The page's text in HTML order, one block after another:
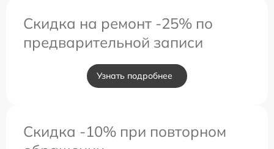
Скидка на ремонт -25% по
предварительной записи
Узнать подробнее
Скидка -10% при повторном